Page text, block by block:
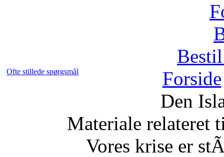
Ofte stillede spørgsmål Forside
Den
Materiale relateret
Vores krise er